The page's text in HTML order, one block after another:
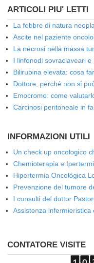
ARTICOLI PIU' LETTI
La febbre di natura
Ascite nel paziente
La necrosi nella massa
I linfonodi sovraclaveari e
Bilirubina elevata: cosa
Dottore, perché non si
Emocromo: come
Carcinosi peritoneale in
INFORMAZIONI UTILI
Un check up oncologico
Chemioterapia e
Hipertermia Oncológica
Prevenzione del tumore
I consulti del dottor
Assistenza
CONTATORE VISITE